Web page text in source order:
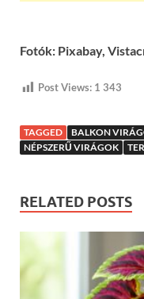
Fotók: Pixabay,
Post Views: 1 343
TAGGED BALKON
NÉPSZERŰ VIRÁGOK
RELATED POSTS